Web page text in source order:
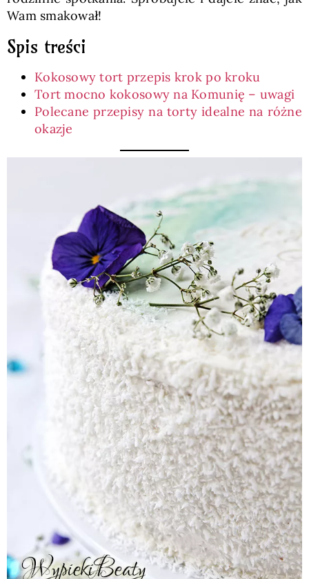
Wam smakował!
Spis treści
Kokosowy tort przepis krok po kroku
Tort mocno kokosowy na Komunię – uwagi
Polecane przepisy na torty idealne na różne
okazje